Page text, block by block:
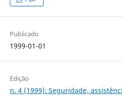
Publicado
1999-01-01
Edição
n. 4 (1999): Seguridade,